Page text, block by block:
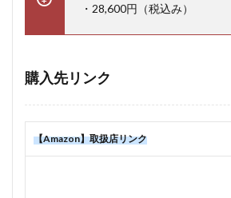
・28,600円（税込み）
購入先リンク
【Amazon】取扱店リンク